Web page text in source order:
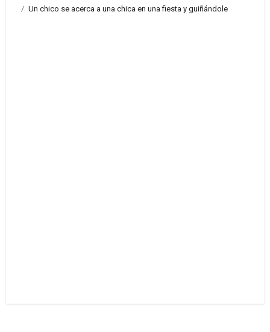
Un chico se acerca a una chica en una fiesta y guiñándole